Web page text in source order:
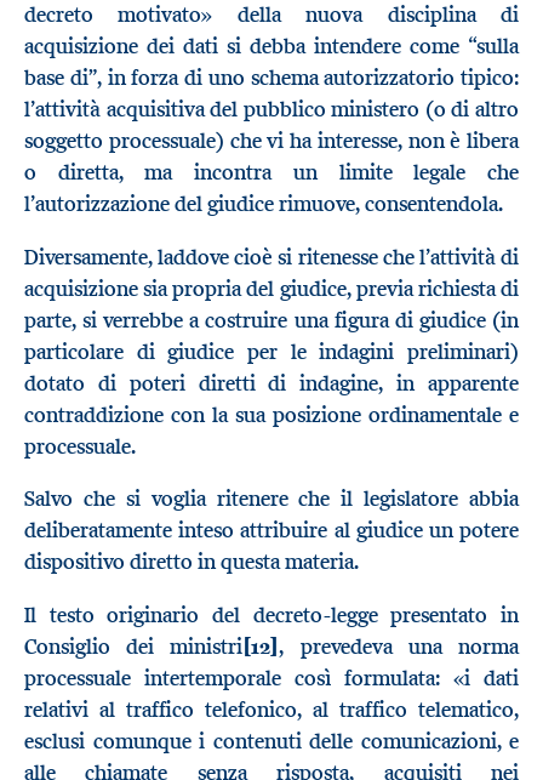
decreto motivato» della nuova disciplina di
acquisizione dei dati si debba intendere come “sulla
base di”, in forza di uno schema autorizzatorio tipico:
l’attività acquisitiva del pubblico ministero (o di altro
soggetto processuale) che vi ha interesse, non è libera
o diretta, ma incontra un limite legale che
l’autorizzazione del giudice rimuove, consentendola.
Diversamente, laddove cioè si ritenesse che l’attività di
acquisizione sia propria del giudice, previa richiesta di
parte, si verrebbe a costruire una figura di giudice (in
particolare di giudice per le indagini preliminari)
dotato di poteri diretti di indagine, in apparente
contraddizione con la sua posizione ordinamentale e
processuale.
Salvo che si voglia ritenere che il legislatore abbia
deliberatamente inteso attribuire al giudice un potere
dispositivo diretto in questa materia.
Il testo originario del decreto-legge presentato in
Consiglio dei ministri[12], prevedeva una norma
processuale intertemporale così formulata: «i dati
relativi al traffico telefonico, al traffico telematico,
esclusi comunque i contenuti delle comunicazioni, e
alle chiamate senza risposta, acquisiti nei